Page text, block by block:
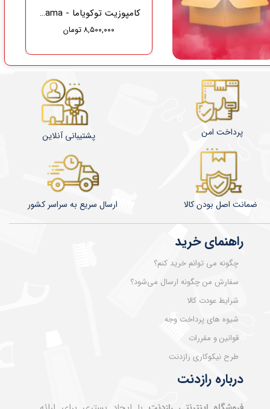
کامپوزیت توکویاما - Tokuyama
۸,۵۰۰,۰۰۰ تومان
گاز دندانپزشکی نفیس طب سلامت
۳۷۵,۰۰۰ تومان
درباره رازدنت
راهنمای خرید
چگونه می توانم خرید کنم؟
سفارش من چگونه ارسال می‌شود؟
شرایط عودت کالا
شیوه های پرداخت وجه
قوانین و مقررات
طرح نیکوکاری رازدنت
​​​​ارسال سریع به سراسر کشور ضمانت اصل بودن کالا
پشتیبانی آنلاین پرداخت امن